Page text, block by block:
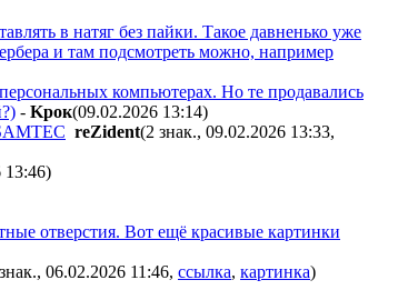
в натяг без пайки. Такое давненько уже
и там подсмотреть можно, например
компьютерах. Но те продавались
- Kpoк(09.02.2026 13:14)
reZident(2 знак., 09.02.2026 13:33,
13:46)
отверстия. Вот ещё красивые картинки
06.02.2026 11:46, ссылка, картинка)